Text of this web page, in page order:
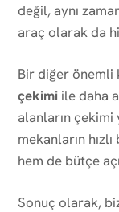
değil, aynı
araç olarak da
Bir diğer önemli
çekimi ile daha
alanların çekimi
mekanların
hem de bütçe
Sonuç olarak,